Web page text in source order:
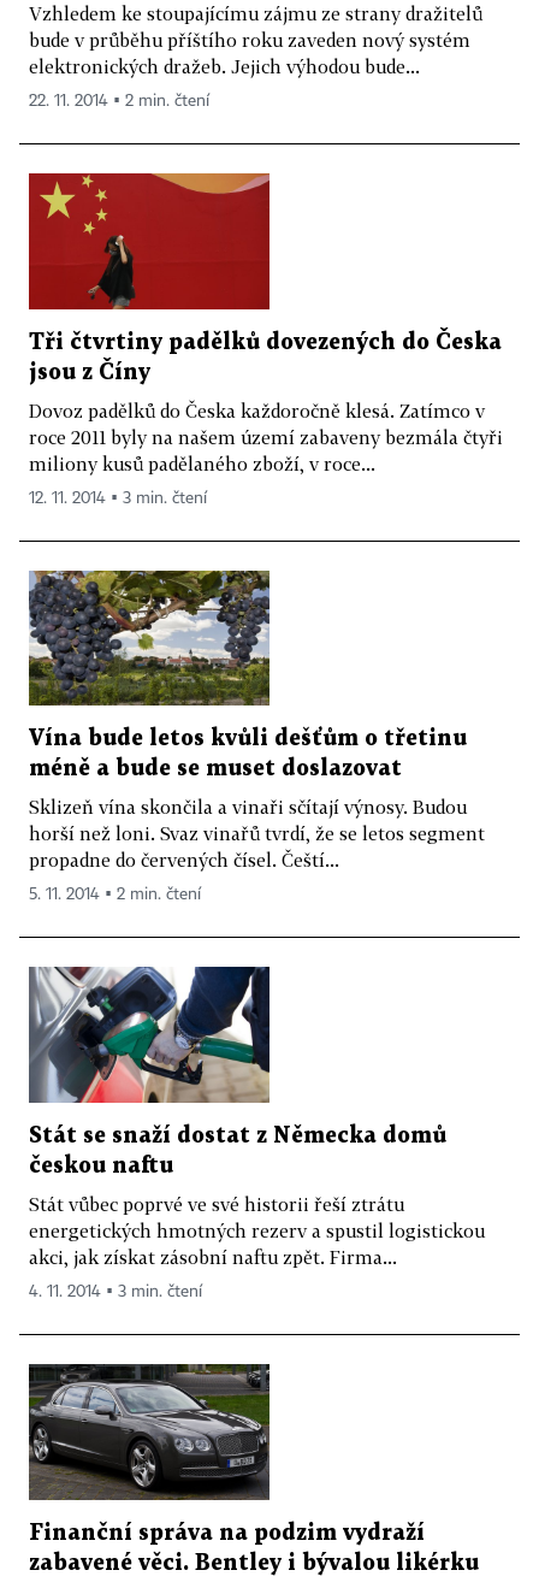
Vzhledem ke stoupajícímu zájmu ze strany dražitelů
bude v průběhu příštího roku zaveden nový systém
elektronických dražeb. Jejich výhodou bude...
22. 11. 2014 ▪ 2 min. čtení
Tři čtvrtiny padělků dovezených do Česka
jsou z Číny
Dovoz padělků do Česka každoročně klesá. Zatímco v
roce 2011 byly na našem území zabaveny bezmála čtyři
miliony kusů padělaného zboží, v roce...
12. 11. 2014 ▪ 3 min. čtení
Vína bude letos kvůli dešťům o třetinu
méně a bude se muset doslazovat
Sklizeň vína skončila a vinaři sčítají výnosy. Budou
horší než loni. Svaz vinařů tvrdí, že se letos segment
propadne do červených čísel. Čeští...
5. 11. 2014 ▪ 2 min. čtení
Stát se snaží dostat z Německa domů
českou naftu
Stát vůbec poprvé ve své historii řeší ztrátu
energetických hmotných rezerv a spustil logistickou
akci, jak získat zásobní naftu zpět. Firma...
4. 11. 2014 ▪ 3 min. čtení
Finanční správa na podzim vydraží
zabavené věci. Bentley i bývalou likérku